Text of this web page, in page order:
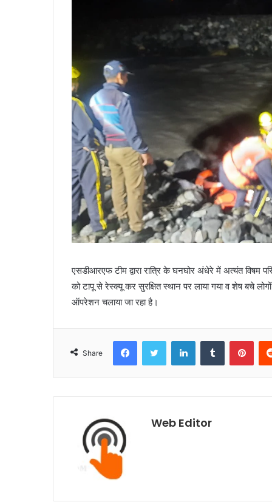
एसडीआरएफ टीम द्वारा रात्रि के घनघोर अंधेरे में अत्यंत विषम
को टापू से रेस्क्यू कर सुरक्षित स्थान पर लाया गया व शेष बचे
ऑपरेशन चलाया जा रहा है।
Share
Web Editor